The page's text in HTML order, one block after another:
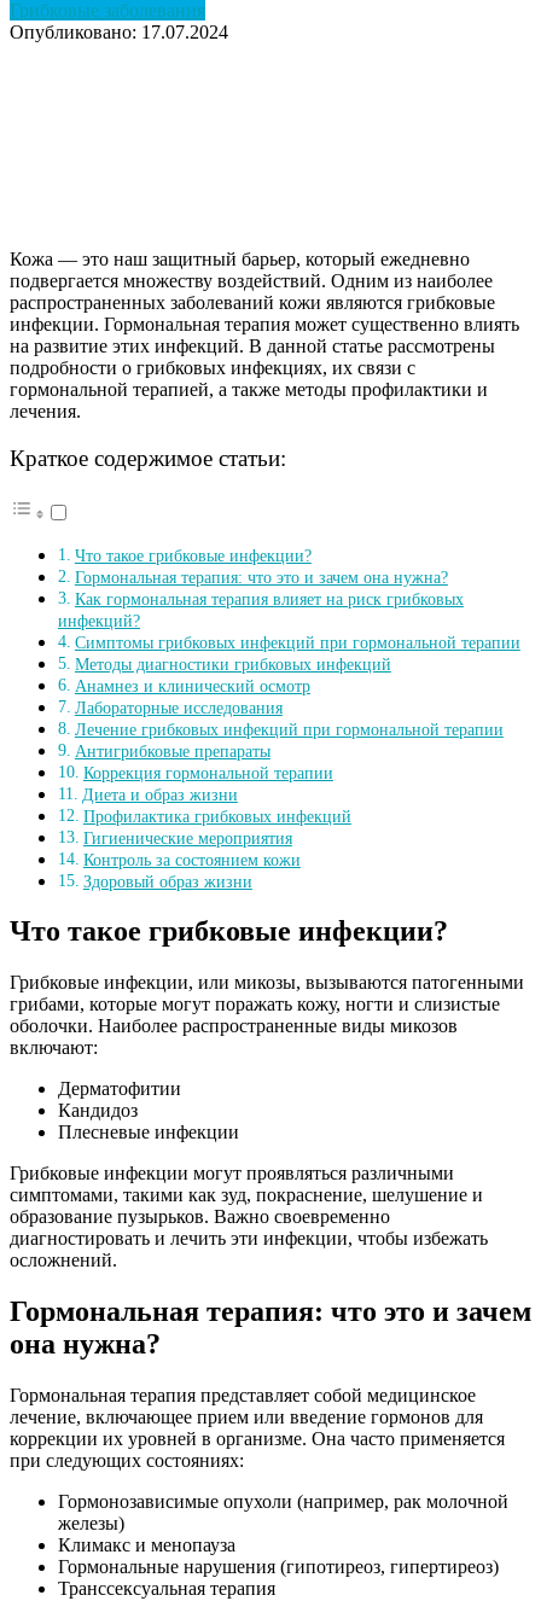
Грибковые заболевания
Опубликовано: 17.07.2024
Кожа — это наш защитный барьер, который ежедневно
подвергается множеству воздействий. Одним из наиболее
распространенных заболеваний кожи являются грибковые
инфекции. Гормональная терапия может существенно влиять
на развитие этих инфекций. В данной статье рассмотрены
подробности о грибковых инфекциях, их связи с
гормональной терапией, а также методы профилактики и
лечения.
Краткое содержимое статьи:
Что такое грибковые инфекции?
Гормональная терапия: что это и зачем она нужна?
Как гормональная терапия влияет на риск грибковых
инфекций?
Симптомы грибковых инфекций при гормональной терапии
Методы диагностики грибковых инфекций
Анамнез и клинический осмотр
Лабораторные исследования
Лечение грибковых инфекций при гормональной терапии
Антигрибковые препараты
Коррекция гормональной терапии
Диета и образ жизни
Профилактика грибковых инфекций
Гигиенические мероприятия
Контроль за состоянием кожи
Здоровый образ жизни
Что такое грибковые инфекции?
Грибковые инфекции, или микозы, вызываются патогенными
грибами, которые могут поражать кожу, ногти и слизистые
оболочки. Наиболее распространенные виды микозов
включают:
Дерматофитии
Кандидоз
Плесневые инфекции
Грибковые инфекции могут проявляться различными
симптомами, такими как зуд, покраснение, шелушение и
образование пузырьков. Важно своевременно
диагностировать и лечить эти инфекции, чтобы избежать
осложнений.
Гормональная терапия: что это и зачем
она нужна?
Гормональная терапия представляет собой медицинское
лечение, включающее прием или введение гормонов для
коррекции их уровней в организме. Она часто применяется
при следующих состояниях:
Гормонозависимые опухоли (например, рак молочной
железы)
Климакс и менопауза
Гормональные нарушения (гипотиреоз, гипертиреоз)
Транссексуальная терапия